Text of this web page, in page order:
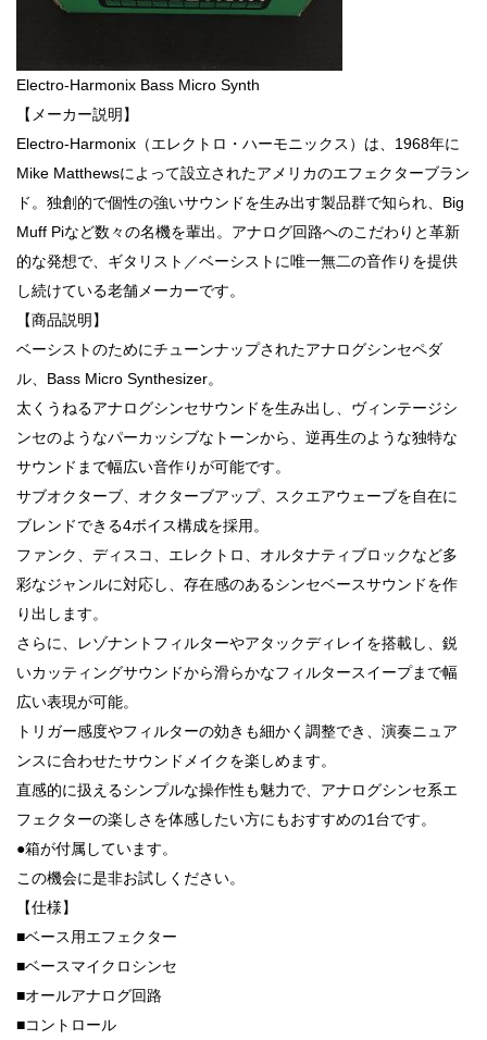
Electro-Harmonix Bass Micro Synth
【メーカー説明】
Electro-Harmonix（エレクトロ・ハーモニックス）は、1968年に
Mike Matthewsによって設立されたアメリカのエフェクターブラン
ド。独創的で個性の強いサウンドを生み出す製品群で知られ、Big
Muff Piなど数々の名機を輩出。アナログ回路へのこだわりと革新
的な発想で、ギタリスト／ベーシストに唯一無二の音作りを提供
し続けている老舗メーカーです。
【商品説明】
ベーシストのためにチューンナップされたアナログシンセペダ
ル、Bass Micro Synthesizer。
太くうねるアナログシンセサウンドを生み出し、ヴィンテージシ
ンセのようなパーカッシブなトーンから、逆再生のような独特な
サウンドまで幅広い音作りが可能です。
サブオクターブ、オクターブアップ、スクエアウェーブを自在に
ブレンドできる4ボイス構成を採用。
ファンク、ディスコ、エレクトロ、オルタナティブロックなど多
彩なジャンルに対応し、存在感のあるシンセベースサウンドを作
り出します。
さらに、レゾナントフィルターやアタックディレイを搭載し、鋭
いカッティングサウンドから滑らかなフィルタースイープまで幅
広い表現が可能。
トリガー感度やフィルターの効きも細かく調整でき、演奏ニュア
ンスに合わせたサウンドメイクを楽しめます。
直感的に扱えるシンプルな操作性も魅力で、アナログシンセ系エ
フェクターの楽しさを体感したい方にもおすすめの1台です。
●箱が付属しています。
この機会に是非お試しください。
【仕様】
■ベース用エフェクター
■ベースマイクロシンセ
■オールアナログ回路
■コントロール